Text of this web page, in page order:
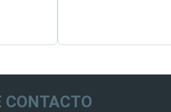
CONTACTO